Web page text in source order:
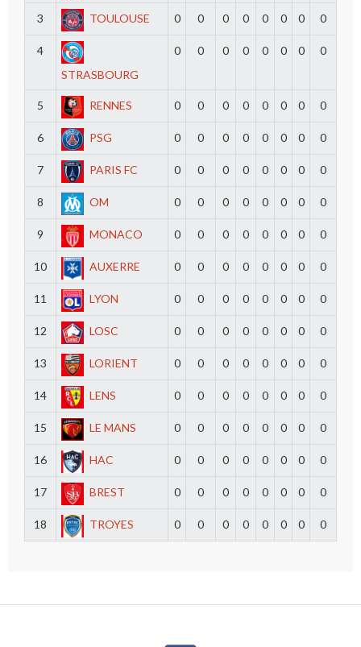
3 TOULOUSE 0 0 0 0 0 0 0 0
4
STRASBOURG
0 0 0 0 0 0 0 0
5 RENNES 0 0 0 0 0 0 0 0
6 PSG 0 0 0 0 0 0 0 0
7 PARIS FC 0 0 0 0 0 0 0 0
8 OM 0 0 0 0 0 0 0 0
9 MONACO 0 0 0 0 0 0 0 0
10 AUXERRE 0 0 0 0 0 0 0 0
11 LYON 0 0 0 0 0 0 0 0
12 LOSC 0 0 0 0 0 0 0 0
13 LORIENT 0 0 0 0 0 0 0 0
14 LENS 0 0 0 0 0 0 0 0
15 LE MANS 0 0 0 0 0 0 0 0
16 HAC 0 0 0 0 0 0 0 0
17 BREST 0 0 0 0 0 0 0 0
18 TROYES 0 0 0 0 0 0 0 0